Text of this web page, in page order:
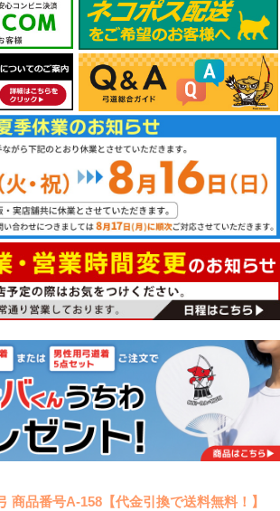
商品番号A-158【代金引換で送料無料！】